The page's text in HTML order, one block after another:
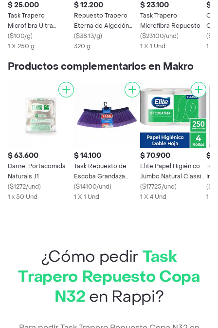
$ 25.000
Task Trapero
Microfibra Ultra
Absorbente Repuesto
($100/g)
1 X 250 g
$ 12.200
Repuesto Trapero
Eterna de Algodón
320 g Alta Absorción
($38.13/g)
320 g
$ 23.100
Task Trapero
Microfibra Repuesto
($23100/und)
1 X 1 Und
$
(
1 x
Productos complementarios en Makro
$ 63.600
Darnel Portacomida
Naturals J1
($1272/und)
1 x 50 Und
$ 14.100
Task Repuesto de
Escoba Grandaza
Fibra Media Color
Morado
($14100/und)
1 X 1 Und
$ 70.900
Elite Papel Higiénico
Jumbo Natural Classic
Doble Hoja
($17725/und)
1 X 4 Und
$
(
1 X
¿Cómo pedir Task
Trapero Repuesto Copa
N32 en Rappi?